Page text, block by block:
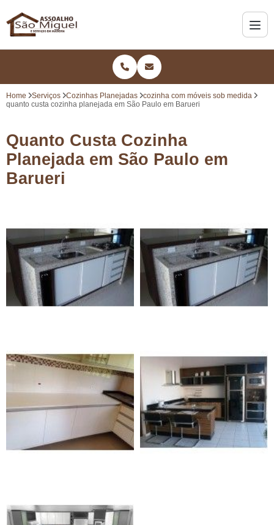
Home Serviços Cozinhas Planejadas
cozinha com móveis sob medida
quanto custa cozinha planejada em São Paulo em Barueri
Quanto Custa Cozinha
Planejada em São Paulo em
Barueri